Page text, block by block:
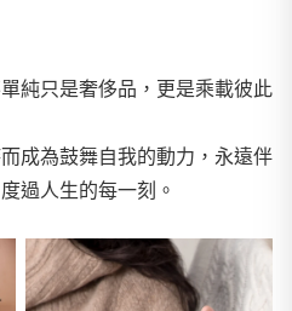
純只是奢侈品，更是乘載彼此
成為鼓舞自我的動力，永遠伴
過人生的每一刻。